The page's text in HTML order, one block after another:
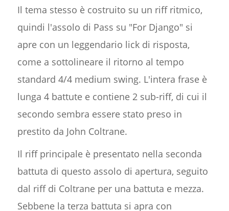
Il tema stesso è costruito su un riff ritmico,
quindi l'assolo di Pass su "For Django" si
apre con un leggendario lick di risposta,
come a sottolineare il ritorno al tempo
standard 4/4 medium swing. L'intera frase è
lunga 4 battute e contiene 2 sub-riff, di cui il
secondo sembra essere stato preso in
prestito da John Coltrane.
Il riff principale è presentato nella seconda
battuta di questo assolo di apertura, seguito
dal riff di Coltrane per una battuta e mezza.
Sebbene la terza battuta si apra con